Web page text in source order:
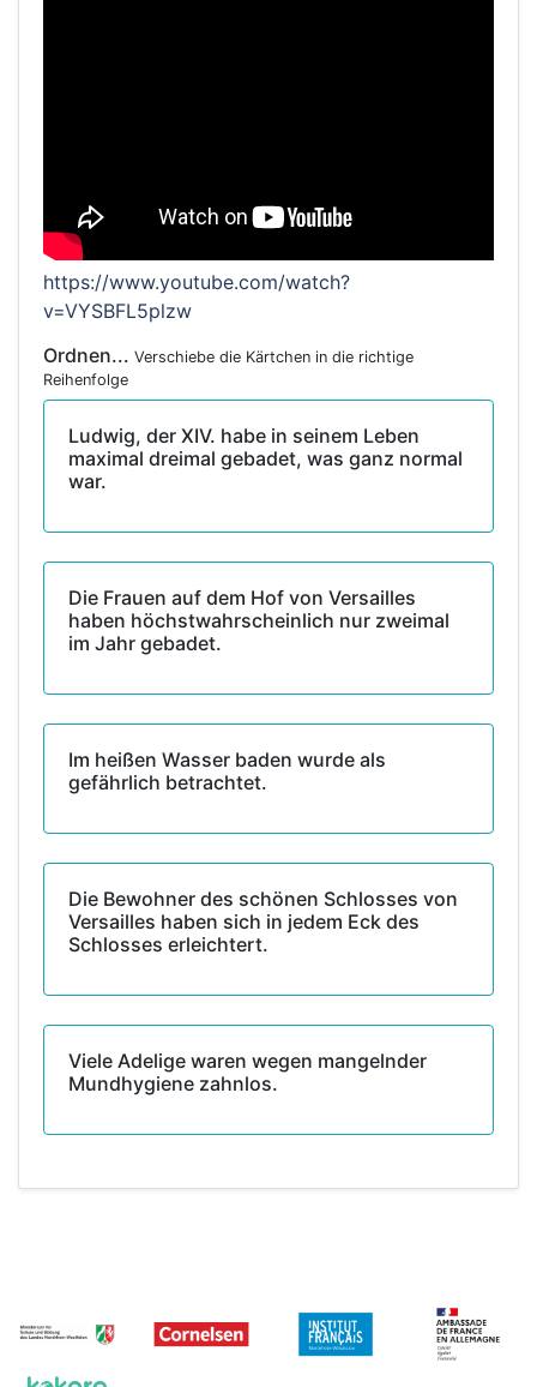
https://www.youtube.com/watch?
v=VYSBFL5plzw
Ordnen... Verschiebe die Kärtchen in die richtige
Reihenfolge
Ludwig, der XIV. habe in seinem Leben
maximal dreimal gebadet, was ganz normal
war.
Die Frauen auf dem Hof von Versailles
haben höchstwahrscheinlich nur zweimal
im Jahr gebadet.
Im heißen Wasser baden wurde als
gefährlich betrachtet.
Die Bewohner des schönen Schlosses von
Versailles haben sich in jedem Eck des
Schlosses erleichtert.
Viele Adelige waren wegen mangelnder
Mundhygiene zahnlos.